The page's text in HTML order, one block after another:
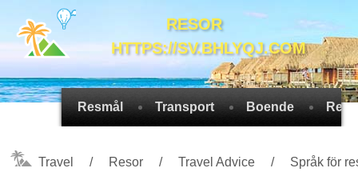
RESOR
HTTPS://SV.BHLYQJ.COM
Resmål Transport Boende
Travel Resor Travel Advice Språk för